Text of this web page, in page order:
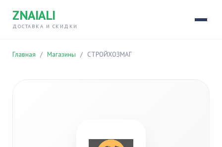
ZNAIALI
ДОСТАВКА И СКИДКИ
Главная / Магазины / СТРОЙХОЗМАГ